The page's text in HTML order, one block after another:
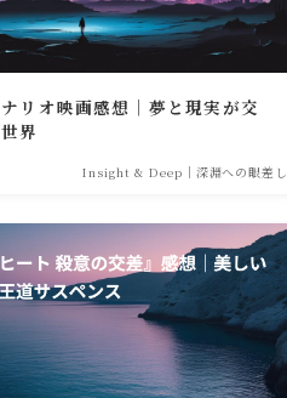
リオ映画感想｜夢と現実が交
界
Insight & Deep｜深淵への眼差し